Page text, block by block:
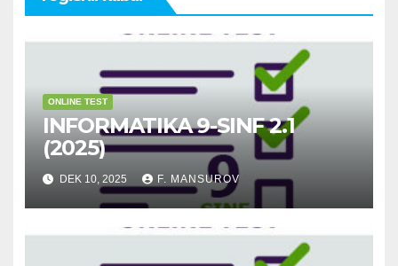
ONLINE TEST
INFORMATIKA 9-SINF 2.1
(2025)
DEK 10, 2025 F. MANSUROV